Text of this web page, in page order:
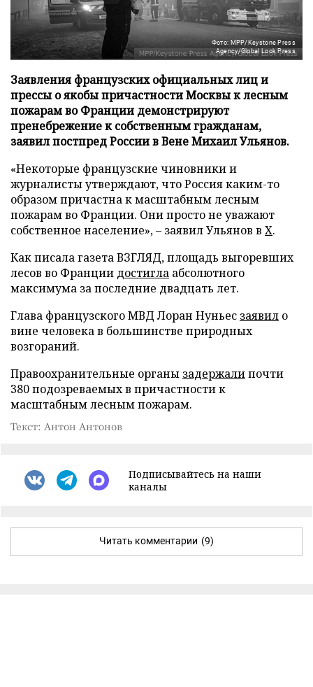
Фото: MPP/Keystone Press
Agency/Global Look Press
Заявления французских официальных лиц и
прессы о якобы причастности Москвы к лесным
пожарам во Франции демонстрируют
пренебрежение к собственным гражданам,
заявил постпред России в Вене Михаил Ульянов.
«Некоторые французские чиновники и
журналисты утверждают, что Россия каким-то
образом причастна к масштабным лесным
пожарам во Франции. Они просто не уважают
собственное население», – заявил Ульянов в X.
Как писала газета ВЗГЛЯД, площадь выгоревших
лесов во Франции достигла абсолютного
максимума за последние двадцать лет.
Глава французского МВД Лоран Нуньес заявил о
вине человека в большинстве природных
возгораний.
Правоохранительные органы задержалипочти
380 подозреваемых в причастности к
масштабным лесным пожарам.
Текст: Антон Антонов
Подписывайтесь на наши
каналы
Читать комментарии (9)